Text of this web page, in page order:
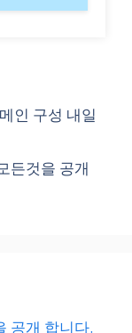
인 구성 내일
든것을 공개
공개 합니다.